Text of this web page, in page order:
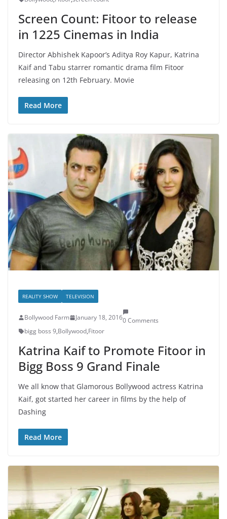
Screen Count: Fitoor to release
in 1225 Cinemas in India
Director Abhishek Kapoor’s Aditya Roy Kapur, Katrina
Kaif and Tabu starrer romantic drama film Fitoor
releasing on 12th February. Movie
Read More
REALITY SHOW TELEVISION
Bollywood Farm January 18, 20160 Comments
bigg boss 9,Bollywood,Fitoor
Katrina Kaif to Promote Fitoor in
Bigg Boss 9 Grand Finale
We all know that Glamorous Bollywood actress Katrina
Kaif, got started her career in films by the help of
Dashing
Read More